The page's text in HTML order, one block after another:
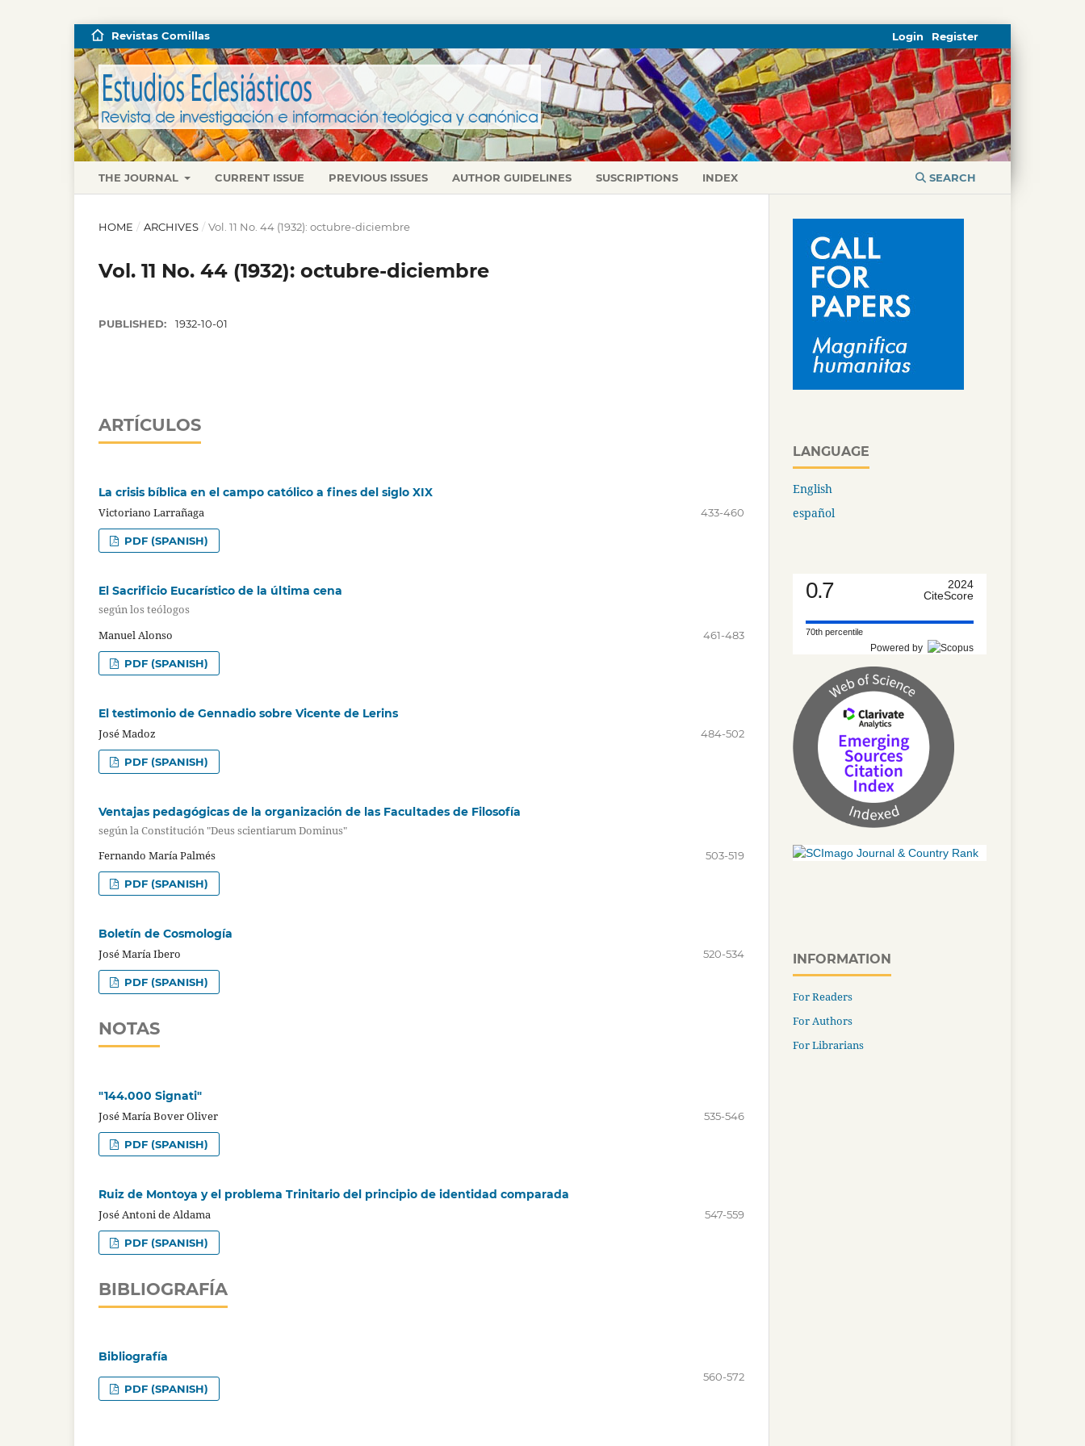
THE JOURNAL CURRENT ISSUE PREVIOUS ISSUES AUTHOR GUIDELINES SUSCRIPTIONS INDEX SEARCH
Revistas Comillas Register
Login
HOME / ARCHIVES / Vol. 11 No. 44 (1932): octubre-diciembre
Vol. 11 No. 44 (1932): octubre-diciembre
PUBLISHED: 1932-10-01
ARTÍCULOS
La crisis bíblica en el campo católico a fines del siglo XIX
Victoriano Larrañaga
433-460
PDF (SPANISH)
El Sacrificio Eucarístico de la última cena
según los teólogos
Manuel Alonso
461-483
PDF (SPANISH)
El testimonio de Gennadio sobre Vicente de Lerins
José Madoz
484-502
PDF (SPANISH)
Ventajas pedagógicas de la organización de las Facultades de Filosofía
según la Constitución "Deus scientiarum Dominus"
Fernando María Palmés
503-519
PDF (SPANISH)
Boletín de Cosmología
José María Ibero
520-534
PDF (SPANISH)
NOTAS
"144.000 Signati"
José María Bover Oliver
535-546
PDF (SPANISH)
Ruiz de Montoya y el problema Trinitario del principio de identidad comparada
José Antoni de Aldama
547-559
PDF (SPANISH)
BIBLIOGRAFÍA
Bibliografía
560-572
PDF (SPANISH)
LANGUAGE
English
español
0.7
2024
CiteScore
70th percentile
Powered by
INFORMATION
For Readers
For Authors
For Librarians